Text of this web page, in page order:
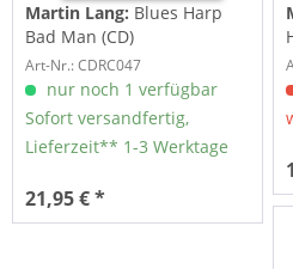
Martin Lang: Blues Harp
Bad Man (CD)
Art-Nr.: CDRC047
nur noch 1 verfügbar
Sofort versandfertig,
Lieferzeit** 1-3 Werktage
21,95 € *